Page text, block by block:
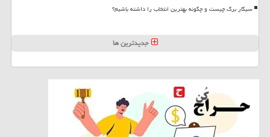
سیگار برگ چیست و چگونه بهترین انتخاب را داشته باشیم؟
جدیدترین ها